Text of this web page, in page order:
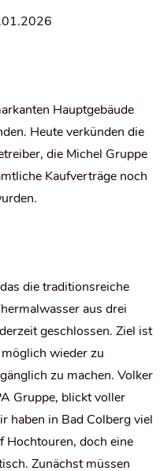
Hauptgebäude
Heute verkünden die
die Michel Gruppe
Kaufverträge noch
die traditionsreiche
aus drei
geschlossen. Ziel ist
wieder zu
zu machen. Volker
Gruppe, blickt voller
haben in Bad Colberg viel
Hochtouren, doch eine
Zunächst müssen